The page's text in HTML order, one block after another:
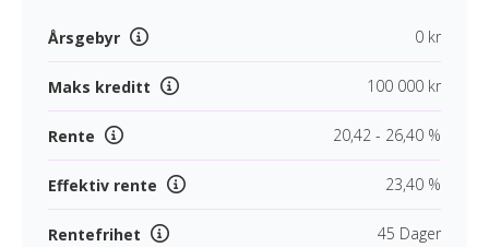
Årsgebyr 0 kr
Maks kreditt 100 000 kr
Rente 20,42 - 26,40 %
Effektiv rente 23,40 %
Rentefrihet 45 Dager